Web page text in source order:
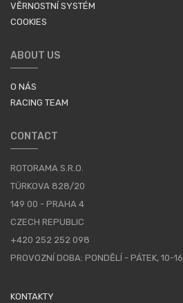
VĚRNOSTNÍ SYSTÉM
COOKIES
ABOUT US
O NÁS
RACING TEAM
CONTACT
ROTORAMA S.R.O.
TÜRKOVA 828/20
149 00 - PRAHA 4
CZECH REPUBLIC
+420 252 252 098
PROVOZNÍ DOBA: PONDĚLÍ - PÁTEK, 10-16
KONTAKTY